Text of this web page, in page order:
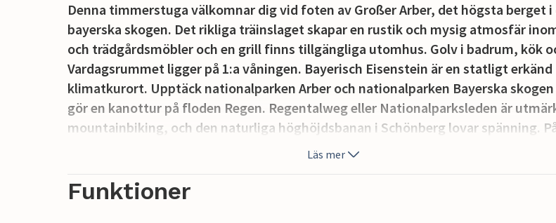
Denna timmerstuga välkomnar dig vid foten av Großer Arber, det högsta berget i
bayerska skogen. Det rikliga träinslaget skapar en rustik och mysig atmosfär
och trädgårdsmöbler och en grill finns tillgängliga utomhus. Golv i badrum, kök
Vardagsrummet ligger på 1:a våningen. Bayerisch Eisenstein är en statligt erkänd
klimatkurort. Upptäck nationalparken Arber och nationalparken Bayerska
gör en kanottur på floden Regen. Regentalweg eller Nationalparksleden är
mountainbiking, och den naturliga höghöjdsbanan i Schönberg lovar spänning.
sommaren kan man åka kälke på Silberberg och på sommaren anordnas skidskytte
Läs mer
Funktioner